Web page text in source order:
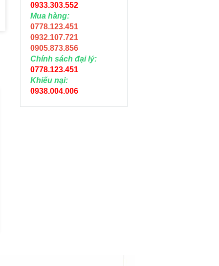
0933.303.552
Mua hàng:
0778.123.451
0932.107.721
0905.873.856
Chính sách đại lý:
0778.123.451
Khiếu nại:
0938.004.006